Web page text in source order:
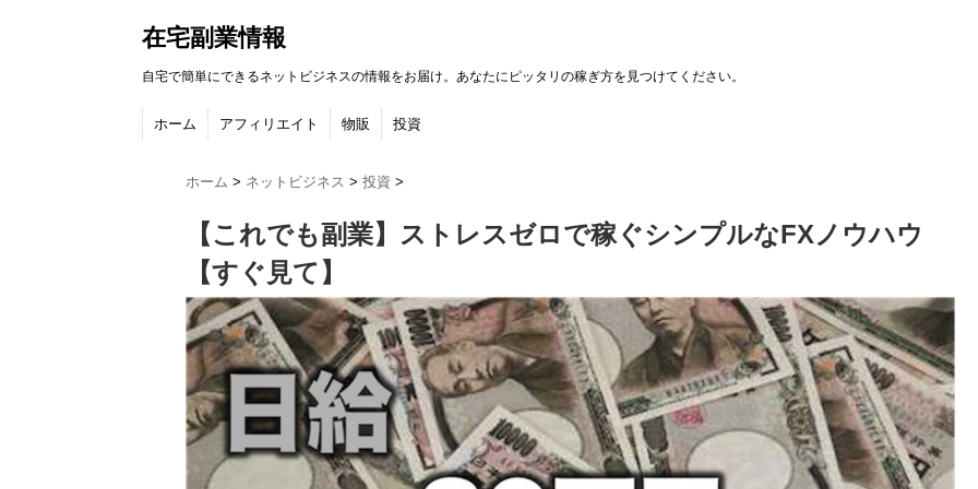
在宅副業情報
自宅で簡単にできるネットビジネスの情報をお届け。あなたにピッタリの稼ぎ方を見つけてください。
ホーム アフィリエイト 物販 投資
ホーム > ネットビジネス > 投資 >
【これでも副業】ストレスゼロで稼ぐシンプルなFXノウハウ
【すぐ見て】